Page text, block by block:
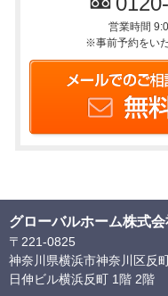
営業時間
※事前予約をい
グローバルホーム株式会
〒221-0825
神奈川県横浜市神奈川区反
日伸ビル横浜反町 1階 2階